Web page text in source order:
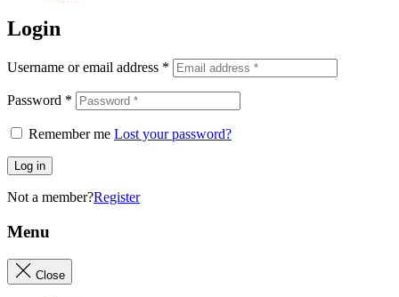
Login
Username or email address *
Password *
Remember me Lost your password?
Log in
Not a member?Register
Menu
Close